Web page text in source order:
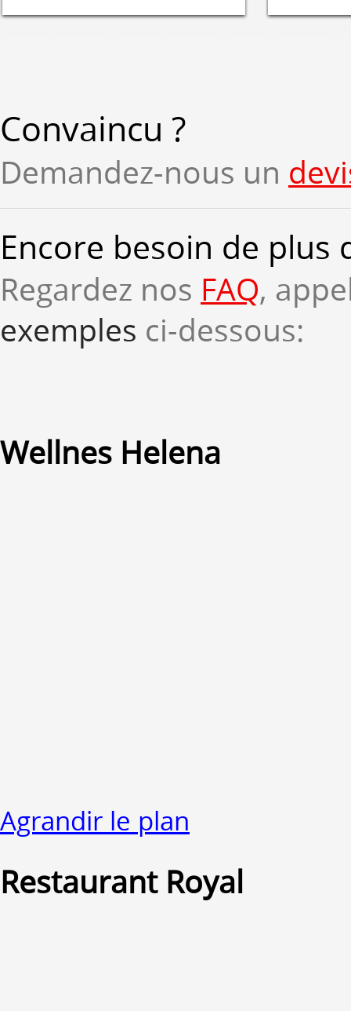
Convaincu ?
Demandez-nous un
Encore besoin de plus
Regardez nos FAQ,
exemples ci-dessous:
Wellnes Helena
Agrandir le plan
Restaurant Royal